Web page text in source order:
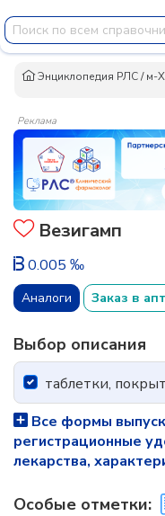
Энциклопедия РЛС/м-
Реклама
Везигамп
0.005 ‰
Аналоги Заказ в
Выбор описания
таблетки,
Все формы
регистрационные
лекарства,
Особые отметки: